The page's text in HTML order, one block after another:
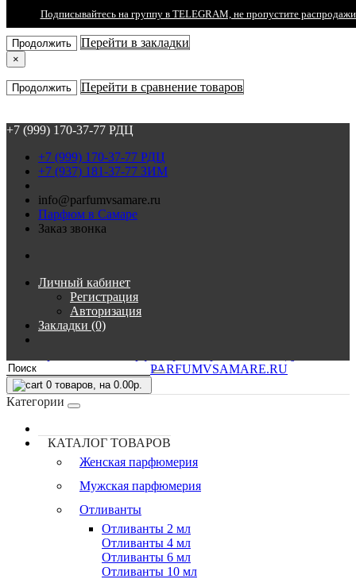
Подписывайтесь на группу в TELEGRAM, не пропустите
Продолжить Перейти в закладки
×
Продолжить Перейти в сравнение товаров
+7 (999) 170-37-77 РДЦ
+7 (999) 170-37-77 РДЦ
+7 (937) 181-37-77 ЗИМ
info@parfumvsamare.ru
Парфюм в Самаре
Заказ звонка
Личный кабинет
Регистрация
Авторизация
Закладки (0)
0 товаров, на 0.00р.
Категории
КАТАЛОГ ТОВАРОВ
Женская парфюмерия
Мужская парфюмерия
Отливанты
Отливанты 2 мл
Отливанты 4 мл
Отливанты 6 мл
Отливанты 10 мл